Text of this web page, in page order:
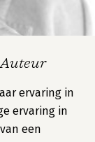
ervaring in
ervaring in
een